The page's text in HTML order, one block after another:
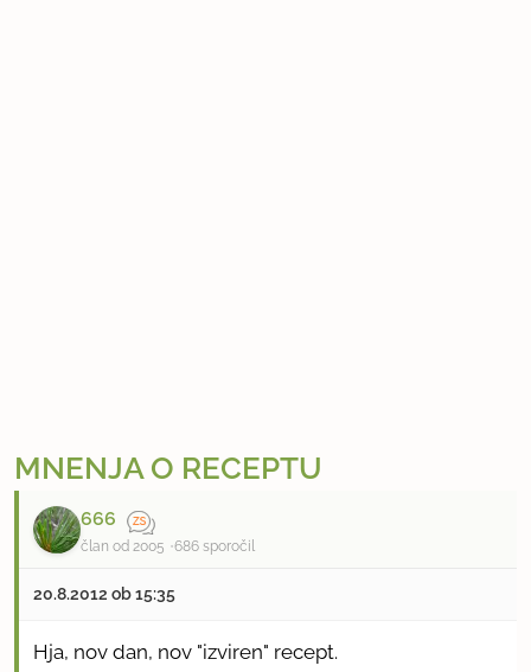
MNENJA O RECEPTU
666
član od 2005 686 sporočil
20.8.2012 ob 15:35
Hja, nov dan, nov "izviren" recept.